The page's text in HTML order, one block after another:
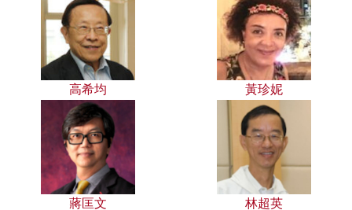
高希均 黃珍妮
蔣匡文 林超英